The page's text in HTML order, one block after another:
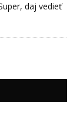
daj vedieť